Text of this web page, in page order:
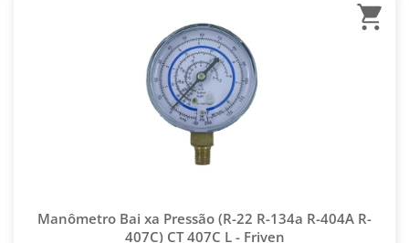
Manômetro Bai xa Pressão (R-22 R-134a R-404A R-
407C) CT 407C L - Friven